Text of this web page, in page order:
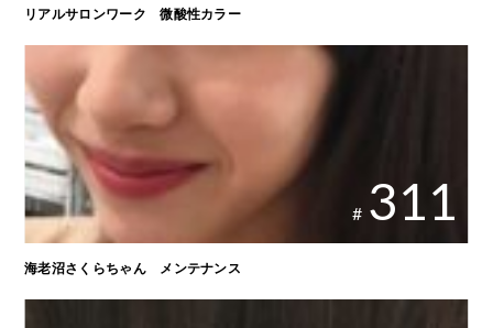
リアルサロンワーク 微酸性カラー
# 311
海老沼さくらちゃん メンテナンス